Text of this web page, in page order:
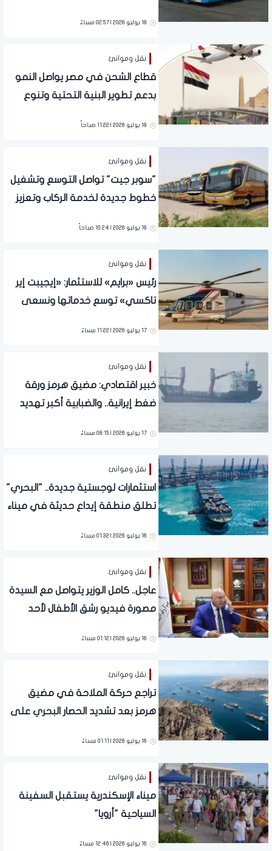
18 يوليو 2026 | 02:57 مساءً
نقل وموانئ
قطاع الشحن في مصر يواصل النمو
بدعم تطوير البنية التحتية وتنوع
18 يوليو 2026 | 11:22 صباحاً
نقل وموانئ
"سوبر جيت" تواصل التوسع وتشغيل
خطوط جديدة لخدمة الركاب وتعزيز
18 يوليو 2026 | 10:24 صباحاً
نقل وموانئ
رئيس «برايم» للاستثمار: «إيجيبت إير
تاكسي» توسع خدماتها ونسعى
العام
17 يوليو 2026 | 11:22 مساءً
نقل وموانئ
خبير اقتصادي: مضيق هرمز ورقة
ضغط إيرانية.. والضبابية أكبر تهديد
17 يوليو 2026 | 08:15 مساءً
نقل وموانئ
استثمارات لوجستية جديدة.. "البحري"
تطلق منطقة إيداع حديثة في ميناء
16 يوليو 2026 | 01:32 مساءً
نقل وموانئ
عاجل.. كامل الوزير يتواصل مع السيدة
مصورة فيديو رشق الأطفال لأحد
16 يوليو 2026 | 01:12 مساءً
نقل وموانئ
تراجع حركة الملاحة في مضيق
هرمز بعد تشديد الحصار البحري على
16 يوليو 2026 | 01:11 مساءً
نقل وموانئ
ميناء الإسكندرية يستقبل السفينة
السياحية "أرويا"
16 يوليو 2026 | 12:46 مساءً